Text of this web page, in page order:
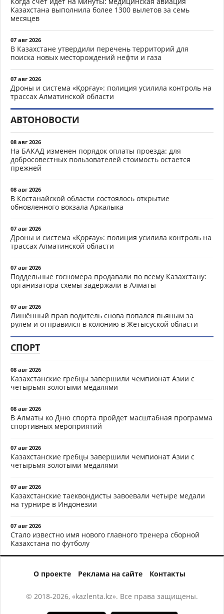
Казахстана выполнила более 1300 вылетов за семь
месяцев
07 авг 2026
В Казахстане утвердили перечень территорий для
поиска новых месторождений нефти и газа
07 авг 2026
Дроны и система «Қорғау»: полиция усилила контроль на
трассах Алматинской области
АВТОНОВОСТИ
08 авг 2026
На БАКАД изменен порядок оплаты проезда: для
добросовестных пользователей стоимость остается
прежней
08 авг 2026
В Костанайской области состоялось открытие
обновленного вокзала Аркалыка
07 авг 2026
Дроны и система «Қорғау»: полиция усилила контроль на
трассах Алматинской области
07 авг 2026
Поддельные госномера продавали по всему Казахстану:
организатора схемы задержали в Алматы
07 авг 2026
Лишённый прав водитель снова попался пьяным за
рулём и отправился в колонию в Жетысуской области
СПОРТ
08 авг 2026
Казахстанские гребцы завершили чемпионат Азии с
четырьмя золотыми медалями
08 авг 2026
В Алматы ко Дню спорта пройдет масштабная программа
спортивных мероприятий
07 авг 2026
Казахстанские гребцы завершили чемпионат Азии с
четырьмя золотыми медалями
07 авг 2026
Казахстанские таеквондисты завоевали четыре медали
на турнире в Индонезии
07 авг 2026
Стало известно имя нового главного тренера сборной
Казахстана по футболу
О проекте Реклама на сайте Контакты
© 2018-2026, «kazlenta.kz». Все права защищены.